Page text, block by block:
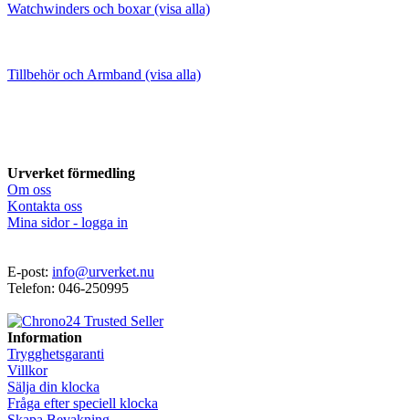
Watchwinders och boxar (visa alla)
Tillbehör och Armband (visa alla)
Urverket förmedling
Om oss
Kontakta oss
Mina sidor - logga in
E-post: info@urverket.nu
Telefon: 046-250995
Information
Trygghetsgaranti
Villkor
Sälja din klocka
Fråga efter speciell klocka